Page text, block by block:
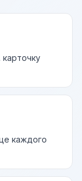
каждого